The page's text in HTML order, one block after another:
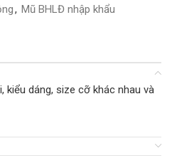
, Mũ BHLĐ nhập khẩu
kiểu dáng, size cỡ khác nhau và